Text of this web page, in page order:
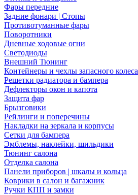
Фары передние
Задние фонари | Стопы
Противотуманные фары
Поворотники
Дневные ходовые огни
Светодиоды
Внешний Тюнинг
Контейнеры и чехлы запасного колеса
Решетки радиатора и бампера
Дефлекторы окон и капота
Защита фар
Брызговики
Рейлинги и поперечины
Накладки на зеркала и корпусы
Сетки для бампера
Эмблемы, наклейки, шильдики
Тюнинг салона
Отделка салона
Панели приборов | шкалы и кольца
Коврики в салон и багажник
Ручки КПП и замки